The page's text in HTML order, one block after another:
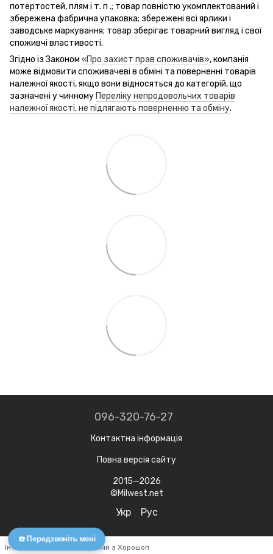
потертостей, плям і т. п .; товар повністю укомплектований і
збережена фабрична упаковка; збережені всі ярлики і
заводське маркування; товар зберігає товарний вигляд і свої
споживчі властивості.
Згідно із Законом «Про захист прав споживачів», компанія
може відмовити споживачеві в обміні та поверненні товарів
належної якості, якщо вони відносяться до категорій, що
зазначені у чинному Переліку непродовольчих товарів
належної якості, не підлягають поверненню та обміну.
096-320-76-27
Контактна інформація
Повна версія сайту
2015—2026
©Milwest.net
Укр Рус
Інтернет-магазин створений з Хорошоп
☎️ Передзвоніть мені